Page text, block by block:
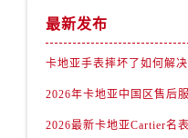
最新发布
卡地亚手表摔坏了如何解决